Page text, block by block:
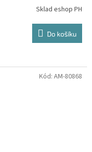
Sklad eshop PH
Do košíku
Kód: AM-80868